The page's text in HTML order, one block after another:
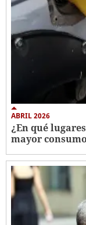
ABRIL 2026
¿En qué
mayor